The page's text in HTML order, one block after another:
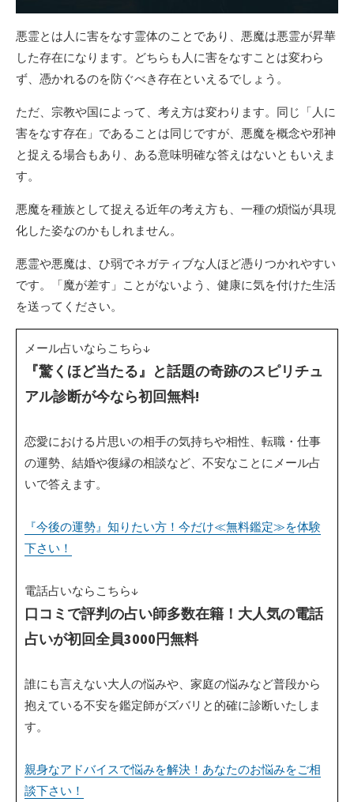
悪霊とは人に害をなす霊体のことであり、悪魔は悪霊が昇華
した存在になります。どちらも人に害をなすことは変わら
ず、憑かれるのを防ぐべき存在といえるでしょう。
ただ、宗教や国によって、考え方は変わります。同じ「人に
害をなす存在」であることは同じですが、悪魔を概念や邪神
と捉える場合もあり、ある意味明確な答えはないともいえま
す。
悪魔を種族として捉える近年の考え方も、一種の煩悩が具現
化した姿なのかもしれません。
悪霊や悪魔は、ひ弱でネガティブな人ほど憑りつかれやすい
です。「魔が差す」ことがないよう、健康に気を付けた生活
を送ってください。
メール占いならこちら↓
『驚くほど当たる』と話題の奇跡のスピリチュ
アル診断が今なら初回無料!
恋愛における片思いの相手の気持ちや相性、転職・仕事
の運勢、結婚や復縁の相談など、不安なことにメール占
いで答えます。
『今後の運勢』知りたい方！今だけ≪無料鑑定≫を体験
下さい！
電話占いならこちら↓
口コミで評判の占い師多数在籍！大人気の電話
占いが初回全員3000円無料
誰にも言えない大人の悩みや、家庭の悩みなど普段から
抱えている不安を鑑定師がズバリと的確に診断いたしま
す。
親身なアドバイスで悩みを解決！あなたのお悩みをご相
談下さい！